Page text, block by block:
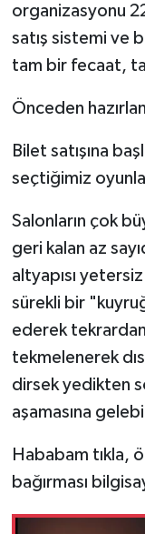
organizasyonu
satış sistemi ve
tam bir fecaat,
Önceden
Bilet satışına
seçtiğimiz
Salonların çok
geri kalan az
altyapısı
sürekli bir
ederek
tekmelenerek
dirsek yedikten
aşamasına
Hababam tıkla,
bağırması